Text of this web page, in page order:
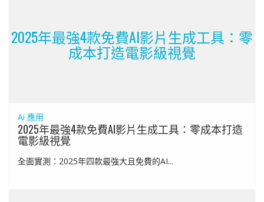
2025年最強4款免費AI影片生成工具：零
成本打造電影級視覺
Ai 應用
2025年最強4款免費AI影片生成工具：零成本打造
電影級視覺
全面實測：2025年四款最強大且免費的AI...